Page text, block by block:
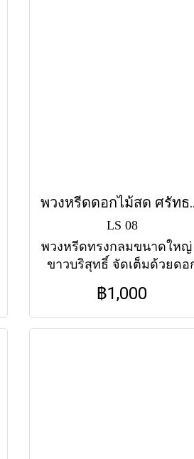
พวงหรีดดอกไ
LS 08
พวงหรีดทรงกลมขนาดใหญ่
ขาวบริสุทธิ์ จัดเต็มด้วยดอ
เบญจมาศขาวคัดพิเศษ ดูแน่
สง่างาม เหมาะสำหรับแสดง
ความเคารพรักและศรัทธา
฿1,000